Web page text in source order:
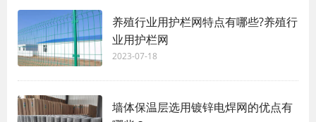
养殖行业用护栏网特点有哪些?养殖行
业用护栏网
2023-07-18
墙体保温层选用镀锌电焊网的优点有